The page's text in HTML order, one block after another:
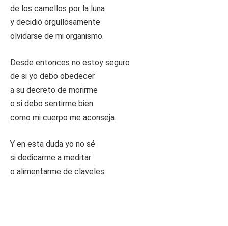
de los camellos por la luna
y decidió orgullosamente
olvidarse de mi organismo.
Desde entonces no estoy seguro
de si yo debo obedecer
a su decreto de morirme
o si debo sentirme bien
como mi cuerpo me aconseja.
Y en esta duda yo no sé
si dedicarme a meditar
o alimentarme de claveles.